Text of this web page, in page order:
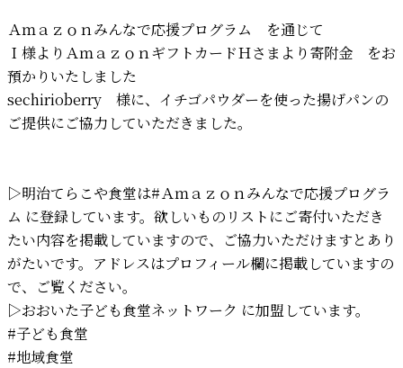
Ａｍａｚｏｎみんなで応援プログラム を通じて
Ｉ様よりＡｍａｚｏｎギフトカードＨさまより寄附金 をお
預かりいたしました
sechirioberry 様に、イチゴパウダーを使った揚げパンの
ご提供にご協力していただきました。
▷明治てらこや食堂は#Ａｍａｚｏｎみんなで応援プログラ
ム に登録しています。欲しいものリストにご寄付いただき
たい内容を掲載していますので、ご協力いただけますとあり
がたいです。アドレスはプロフィール欄に掲載していますの
で、ご覧ください。
▷おおいた子ども食堂ネットワーク に加盟しています。
#子ども食堂
#地域食堂